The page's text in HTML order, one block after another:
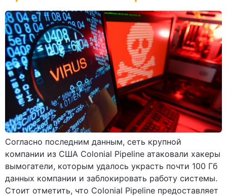
Согласно последним данным, сеть крупной
компании из США Colonial Pipeline атаковали хакеры
вымогатели, которым удалось украсть почти 100 Гб
данных компании и заблокировать работу системы.
Стоит отметить, что Colonial Pipeline предоставляет